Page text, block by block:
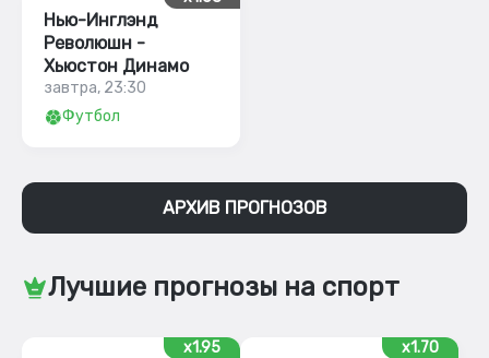
Нью-Инглэнд
Революшн -
Хьюстон Динамо
завтра, 23:30
Футбол
АРХИВ ПРОГНОЗОВ
Лучшие прогнозы на спорт
x1.95 x1.70